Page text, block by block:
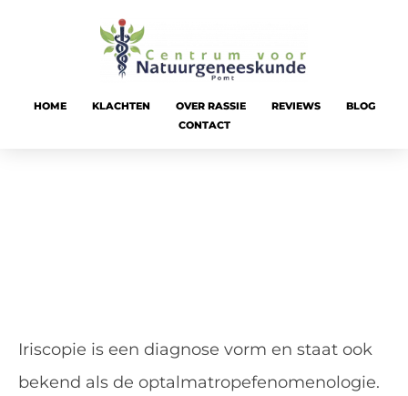
HOME KLACHTEN OVER RASSIE REVIEWS
BLOG
CONTACT
Iriscopie is een diagnose vorm en staat ook
bekend als de optalmatropefenomenologie.